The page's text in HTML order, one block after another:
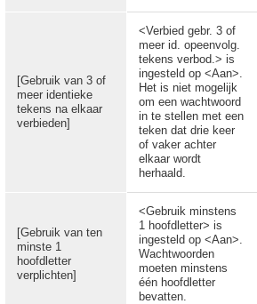
[Gebruik van 3 of
meer identieke
tekens na elkaar
verbieden]
<Verbied gebr. 3 of
meer id. opeenvolg.
tekens verbod.> is
ingesteld op <Aan>.
Het is niet mogelijk
om een wachtwoord
in te stellen met een
teken dat drie keer
of vaker achter
elkaar wordt
herhaald.
[Gebruik van ten
minste 1
hoofdletter
verplichten]
<Gebruik minstens
1 hoofdletter> is
ingesteld op <Aan>.
Wachtwoorden
moeten minstens
één hoofdletter
bevatten.